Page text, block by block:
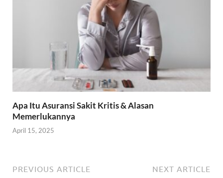
Apa Itu Asuransi Sakit Kritis & Alasan
Memerlukannya
April 15, 2025
PREVIOUS ARTICLE NEXT ARTICLE